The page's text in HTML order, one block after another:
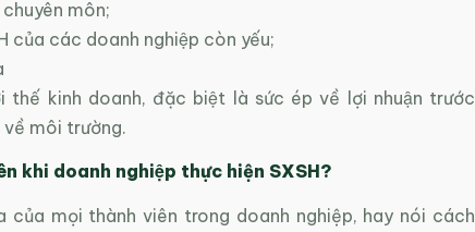
môn;
của các doanh nghiệp còn yếu;
thế kinh doanh, đặc biệt là sức ép về lợi nhuận trước
môi trường.
khi doanh nghiệp thực hiện SXSH?
của mọi thành viên trong doanh nghiệp, hay nói cách